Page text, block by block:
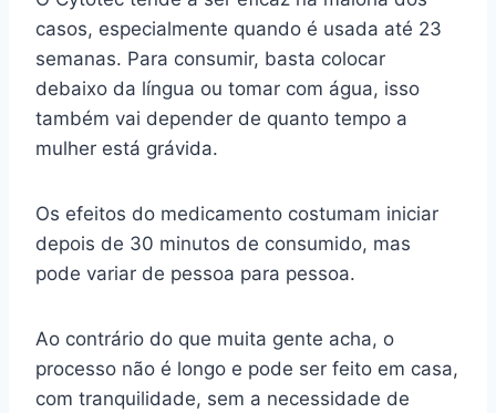
casos, especialmente quando é usada até 23
semanas. Para consumir, basta colocar
debaixo da língua ou tomar com água, isso
também vai depender de quanto tempo a
mulher está grávida.
Os efeitos do medicamento costumam iniciar
depois de 30 minutos de consumido, mas
pode variar de pessoa para pessoa.
Ao contrário do que muita gente acha, o
processo não é longo e pode ser feito em casa,
com tranquilidade, sem a necessidade de